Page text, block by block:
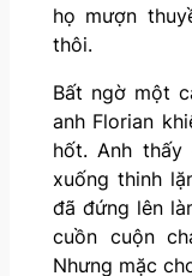
họ mượn
thôi.
Bất ngờ một
anh Florian
hốt. Anh
xuống thinh
đã đứng lên
cuồn cuộn
Nhưng mặc